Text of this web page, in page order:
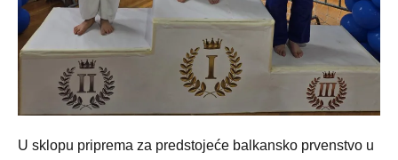
U sklopu priprema za predstojeće balkansko prvenstvo u